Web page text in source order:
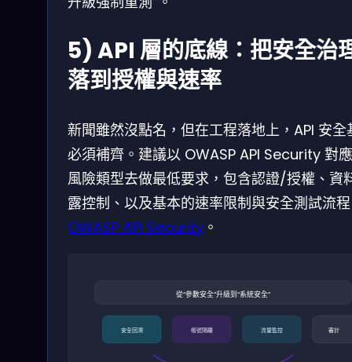
5) API 層的底線：把安全治
落到授權與速率
新聞雖然沒點名，但在工程落地上，API 安全
必須補齊。建議以 OWASP API Security 對
風險類型去做最低要求，包含認證/授權、資
露控制、以及基本的速率限制與安全測試流
OWASP API Security 。
從“參數安全”升級到“系統安全”
安全回溯 帳號隔離 流量監控 審計